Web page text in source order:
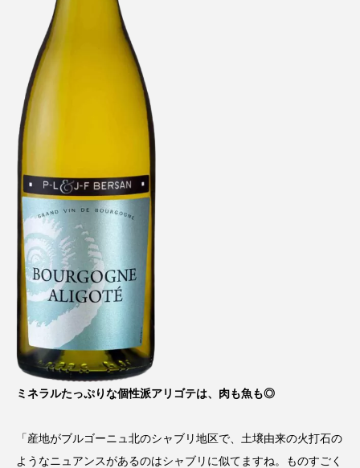
ミネラルたっぷりな個性派アリゴテは、肉も魚も◎
「産地がブルゴーニュ北のシャブリ地区で、土壌由来の火打石の
ようなニュアンスがあるのはシャブリに似てますね。ものすごく